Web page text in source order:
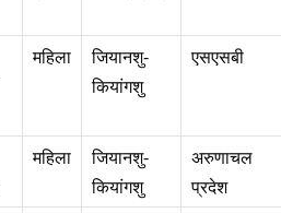
महिला
जियानशु-
कियांगशु
एसएसबी
महिला
जियानशु-
कियांगशु
अरुणाचल
प्रदेश